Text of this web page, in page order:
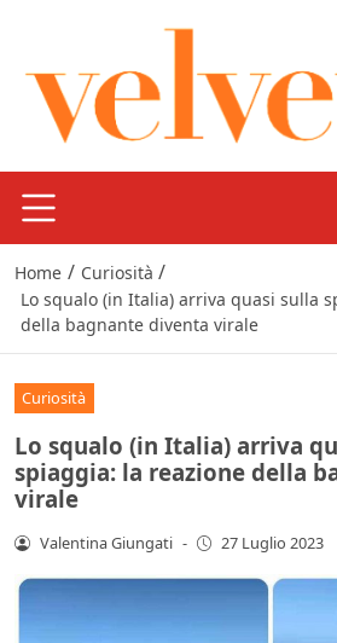
Home / Curiosità /
Lo squalo (in Italia) arriva quasi sulla
della bagnante diventa virale
Curiosità
Lo squalo (in Italia) arriva
spiaggia: la reazione della
virale
Valentina Giungati - 27 Luglio 2023